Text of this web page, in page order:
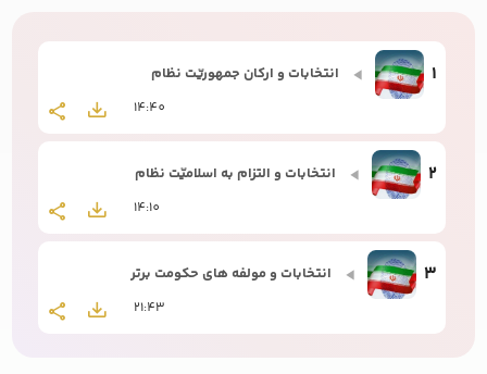
1 انتخابات و ارکان جمهوریّت نظام
14:40
2 انتخابات و التزام به اسلامیّت نظام
14:10
3 انتخابات و مولفه های حکومت برتر
21:43